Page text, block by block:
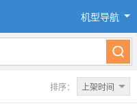
机型导航
排序： 上架时间